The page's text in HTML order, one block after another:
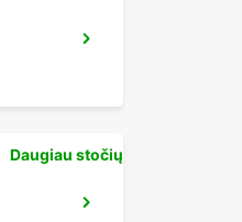
Daugiau stočių